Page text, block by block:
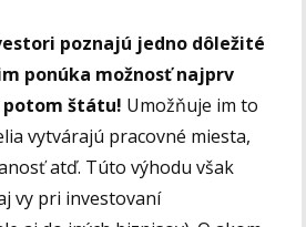
poznajú jedno dôležité
ponúka možnosť najprv
potom štátu! Umožňuje im to
vytvárajú pracovné miesta,
atď. Túto výhodu však
vy pri investovaní